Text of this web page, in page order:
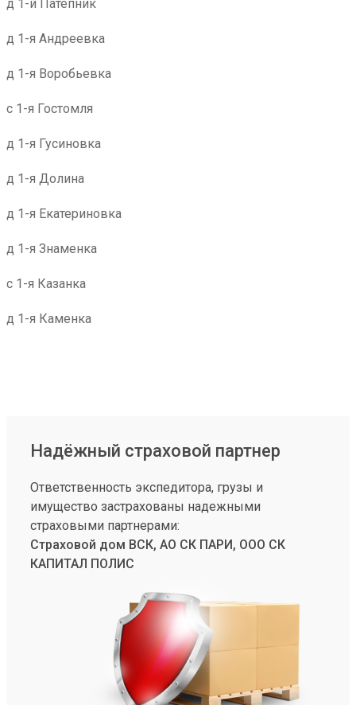
д 1-й Патепник
д 1-я Андреевка
д 1-я Воробьевка
с 1-я Гостомля
д 1-я Гусиновка
д 1-я Долина
д 1-я Екатериновка
д 1-я Знаменка
с 1-я Казанка
д 1-я Каменка
Надёжный страховой партнер
Ответственность экспедитора, грузы и
имущество застрахованы надежными
страховыми партнерами:
Страховой дом ВСК, АО СК ПАРИ, ООО СК
КАПИТАЛ ПОЛИС